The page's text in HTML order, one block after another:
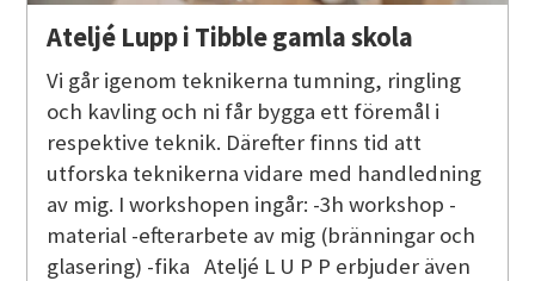
Ateljé Lupp i Tibble gamla skola
Vi går igenom teknikerna tumning, ringling
och kavling och ni får bygga ett föremål i
respektive teknik. Därefter finns tid att
utforska teknikerna vidare med handledning
av mig. I workshopen ingår: -3h workshop -
material -efterarbete av mig (bränningar och
glasering) -fika Ateljé L U P P erbjuder även